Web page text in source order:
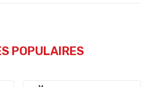
POPULAIRES